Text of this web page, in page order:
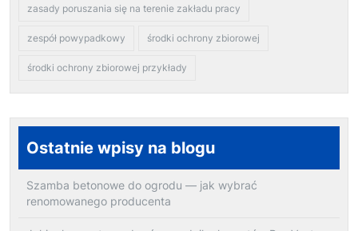
zasady poruszania się na terenie zakładu pracy
zespół powypadkowy środki ochrony zbiorowej
środki ochrony zbiorowej przykłady
Ostatnie wpisy na blogu
Szamba betonowe do ogrodu — jak wybrać
renomowanego producenta